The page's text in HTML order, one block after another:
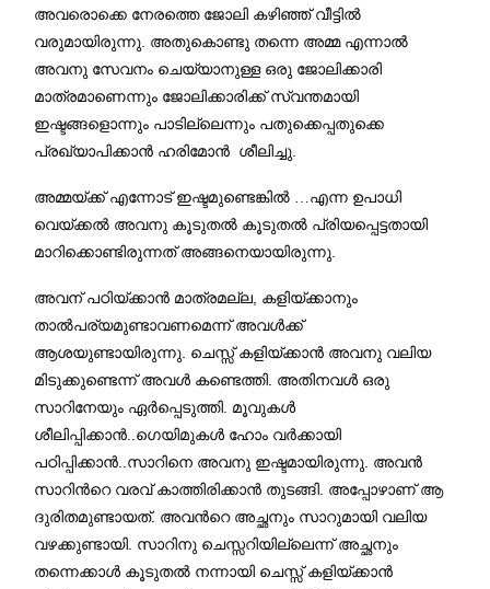
അവരൊക്കെ നേരത്തെ ജോലി കഴിഞ്ഞ് വീട്ടില്‍
വരുമായിരുന്നു അതുകൊണ്ടു തന്നെ അമ്മ എന്നാല്‍
അവനു സേവനം ചെയ്യാനുള്ള ഒരു ജോലിക്കാരി
മാത്രമാണെന്നും ജോലിക്കാരിക്ക് സ്വന്തമായി
ഇഷ്ടങ്ങളൊന്നും പാടില്ലെന്നും പതുക്കെപ്പതുക്കെ
പ്രഖ്യാപിക്കാന്‍ ഹരിമോന്‍ ശീലിച്ചു
അമ്മയ്ക്ക് എന്നോട് ഇഷ്ടമുണ്ടെങ്കില്‍ …എന്ന ഉപാധി
വെയ്ക്കല്‍ അവനു കൂടുതല്‍ കൂടുതല്‍ പ്രിയപ്പെട്ടതായി
മാറിക്കൊണ്ടിരുന്നത് അങ്ങനെയായിരുന്നു
അവന് പഠിയ്ക്കാന്‍ മാത്രമല്ല കളിയ്ക്കാനും
താല്‍പര്യമുണ്ടാവണമെന്ന് അവള്‍ക്ക്
ആശയുണ്ടായിരുന്നു ചെസ്സ് കളിയ്ക്കാന്‍ അവനു വലിയ
മിടുക്കുണ്ടെന്ന് അവള്‍ കണ്ടെത്തി അതിനവള്‍ ഒരു
സാറിനേയും ഏര്‍പ്പെടുത്തി മൂവുകള്‍
ശീലിപ്പിക്കാന്‍ ഗെയിമുകള്‍ ഹോം വര്‍ക്കായി
പഠിപ്പിക്കാന്‍ സാറിനെ അവനു ഇഷ്ടമായിരുന്നു അവന്‍
സാറിന്‍റെ വരവ് കാത്തിരിക്കാന്‍ തുടങ്ങി അപ്പോഴാണ് ആ
ദുരിതമുണ്ടായത്. അവന്‍റെ അച്ഛനും സാറുമായി വലിയ
വഴക്കുണ്ടായി സാറിനു ചെസ്സറിയില്ലെന്ന് അച്ഛനും
തന്നെക്കാള്‍ കൂടുതല്‍ നന്നായി ചെസ്സ് കളിയ്ക്കാന്‍